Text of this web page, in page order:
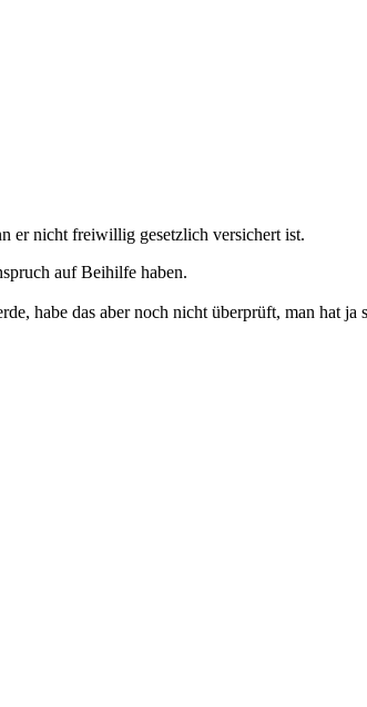
er nicht freiwillig gesetzlich versichert ist.
auf Beihilfe haben.
habe das aber noch nicht überprüft, man hat ja